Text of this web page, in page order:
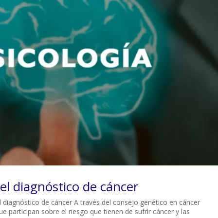
diagnóstico de cáncer
de cáncer A través del consejo genético en cáncer
participan sobre el riesgo que tienen de sufrir cáncer y las